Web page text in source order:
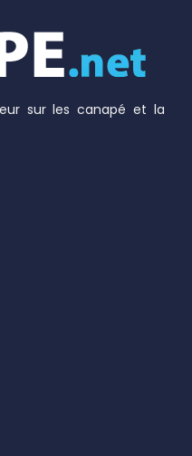
sur les canapé et la